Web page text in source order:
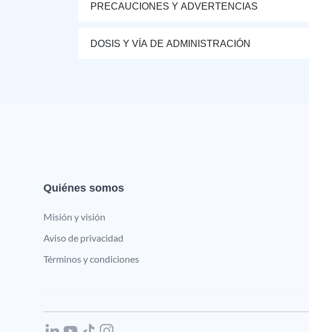
PRECAUCIONES Y ADVERTENCIAS
DOSIS Y VÍA DE ADMINISTRACIÓN
Quiénes somos
Misión y visión
Aviso de privacidad
Términos y condiciones